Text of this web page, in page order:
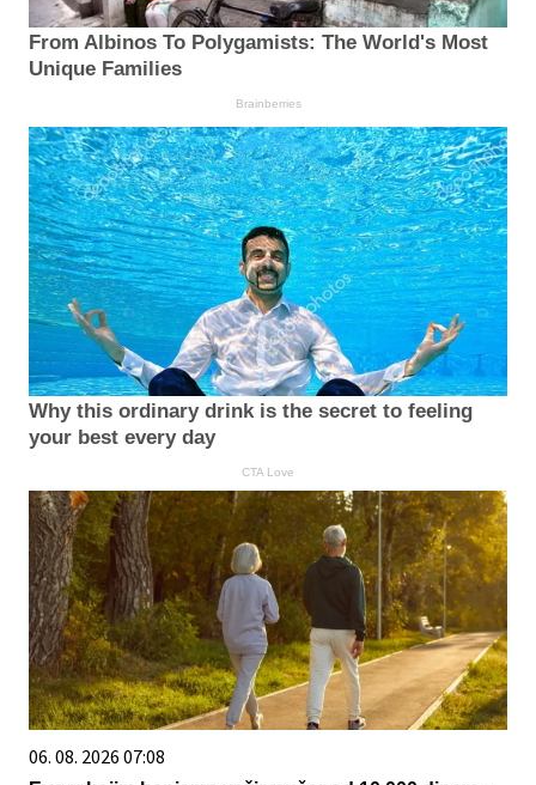
From Albinos To Polygamists: The World's Most
Unique Families
Brainberries
Why this ordinary drink is the secret to feeling
your best every day
CTA Love
06. 08. 2026 07:08